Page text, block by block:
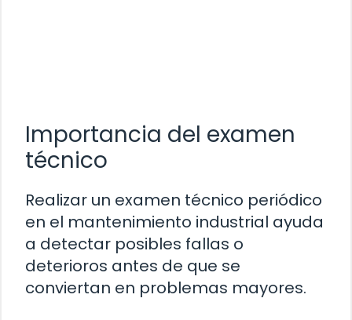
Importancia del examen
técnico
Realizar un examen técnico periódico
en el mantenimiento industrial ayuda
a detectar posibles fallas o
deterioros antes de que se
conviertan en problemas mayores.